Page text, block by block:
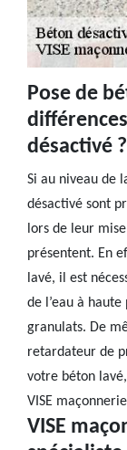
Pose de
désactivé ?
Si au niveau de
désactivé sont
lors de leur
présentent. En
lavé, il est
de l’eau à
granulats. De
retardateur de
votre béton
VISE
VISE